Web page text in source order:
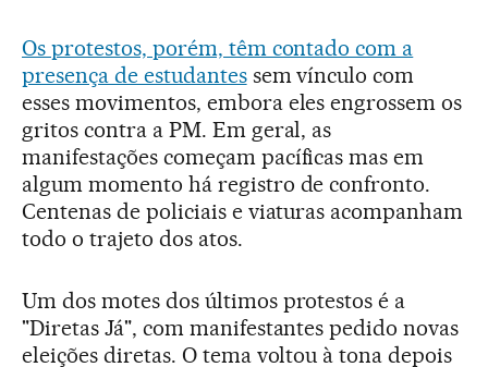
Os protestos, porém, têm contado com a
presença de estudantessem vínculo com
esses movimentos, embora eles engrossem os
gritos contra a PM. Em geral, as
manifestações começam pacíficas mas em
algum momento há registro de confronto.
Centenas de policiais e viaturas acompanham
todo o trajeto dos atos.
Um dos motes dos últimos protestos é a
"Diretas Já", com manifestantes pedido novas
eleições diretas. O tema voltou à tona depois